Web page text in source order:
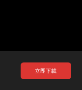
立即下載